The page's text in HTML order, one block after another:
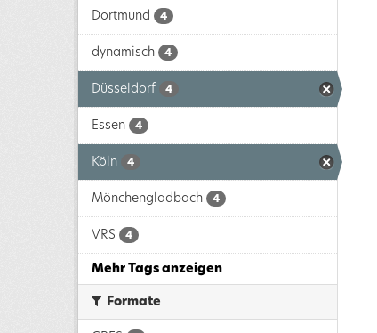
Dortmund 4
dynamisch 4
Düsseldorf 4
Essen 4
Köln 4
Mönchengladbach 4
VRS 4
Mehr Tags anzeigen
Formate